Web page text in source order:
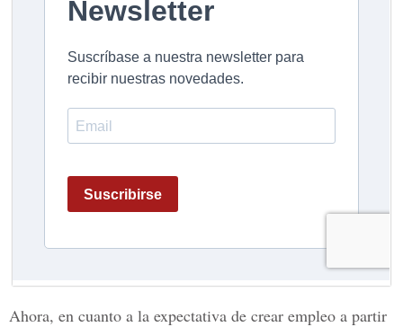
Ahora, en cuanto a la expectativa de crear empleo a partir